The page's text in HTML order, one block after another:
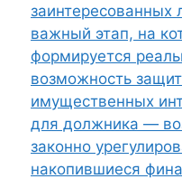
заинтересованных
важный этап, на
формируется
возможность
имущественных
для должника —
законно
накопившиеся